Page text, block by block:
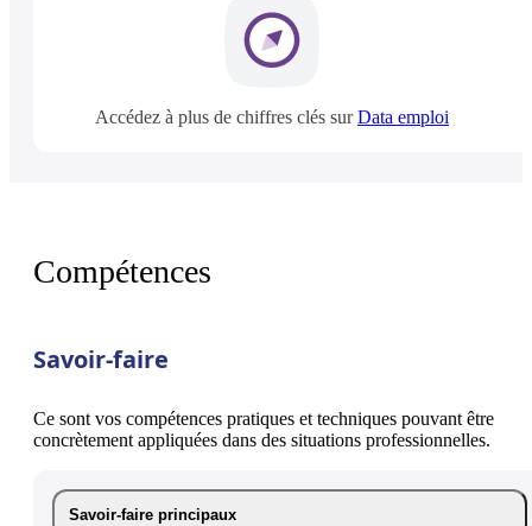
Accédez à plus de chiffres clés surData emploi
Compétences
Savoir-faire
Ce sont vos compétences pratiques et techniques pouvant être
concrètement appliquées dans des situations professionnelles.
Savoir-faire principaux